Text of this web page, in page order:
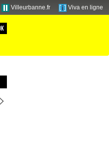
Villeurbanne.fr Viva en ligne